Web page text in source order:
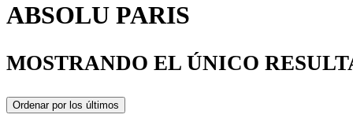
ABSOLU PARIS
MOSTRANDO EL ÚNICO
Ordenar por los últimos